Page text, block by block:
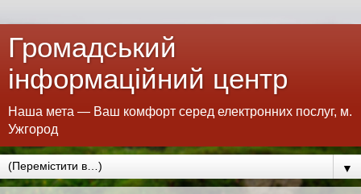
Громадський
інформаційний центр
Наша мета — Ваш комфорт серед електронних послуг, м.
Ужгород
▼